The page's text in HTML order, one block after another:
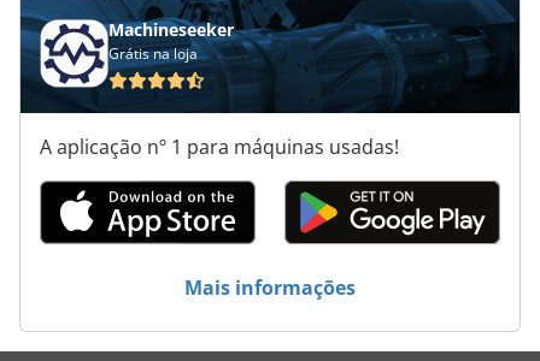
Machineseeker
Grátis na loja
A aplicação nº 1 para máquinas usadas!
Mais informações